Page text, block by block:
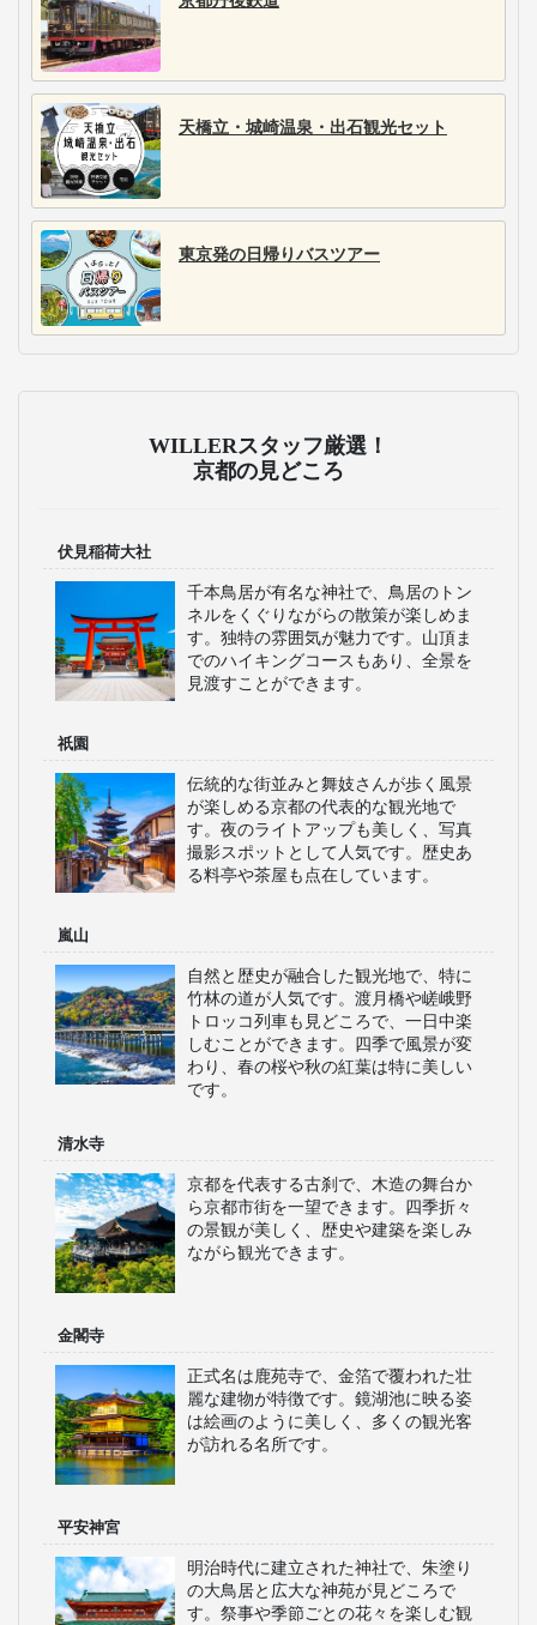
天橋立・城崎温泉・出石観光セット
東京発の日帰りバスツアー
WILLERスタッフ厳選！
京都の見どころ
伏見稲荷大社
千本鳥居が有名な神社で、鳥居のトン
ネルをくぐりながらの散策が楽しめま
す。独特の雰囲気が魅力です。山頂ま
でのハイキングコースもあり、全景を
見渡すことができます。
祇園
伝統的な街並みと舞妓さんが歩く風景
が楽しめる京都の代表的な観光地で
す。夜のライトアップも美しく、写真
撮影スポットとして人気です。歴史あ
る料亭や茶屋も点在しています。
嵐山
自然と歴史が融合した観光地で、特に
竹林の道が人気です。渡月橋や嵯峨野
トロッコ列車も見どころで、一日中楽
しむことができます。四季で風景が変
わり、春の桜や秋の紅葉は特に美しい
です。
清水寺
京都を代表する古刹で、木造の舞台か
ら京都市街を一望できます。四季折々
の景観が美しく、歴史や建築を楽しみ
ながら観光できます。
金閣寺
正式名は鹿苑寺で、金箔で覆われた壮
麗な建物が特徴です。鏡湖池に映る姿
は絵画のように美しく、多くの観光客
が訪れる名所です。
平安神宮
明治時代に建立された神社で、朱塗り
の大鳥居と広大な神苑が見どころで
す。祭事や季節ごとの花々を楽しむ観